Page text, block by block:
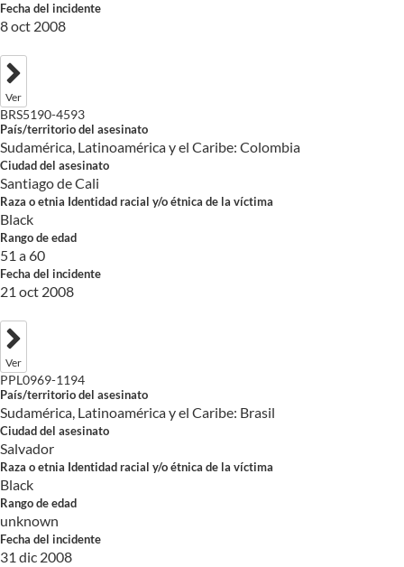
Fecha del incidente
8 oct 2008
Ver
BRS5190-4593
País/territorio del asesinato
Sudamérica, Latinoamérica y el Caribe: Colombia
Ciudad del asesinato
Santiago de Cali
Raza o etnia Identidad racial y/o étnica de la víctima
Black
Rango de edad
51 a 60
Fecha del incidente
21 oct 2008
Ver
PPL0969-1194
País/territorio del asesinato
Sudamérica, Latinoamérica y el Caribe: Brasil
Ciudad del asesinato
Salvador
Raza o etnia Identidad racial y/o étnica de la víctima
Black
Rango de edad
unknown
Fecha del incidente
31 dic 2008